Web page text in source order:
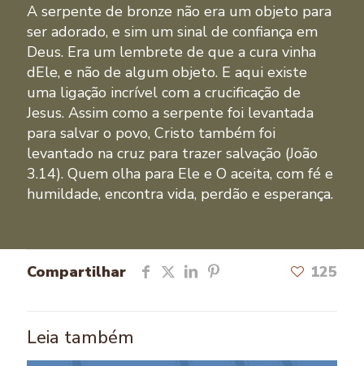
A serpente de bronze não era um objeto para
ser adorado, e sim um sinal de confiança em
Deus. Era um lembrete de que a cura vinha
dEle, e não de algum objeto. E aqui existe
uma ligação incrível com a crucificação de
Jesus. Assim como a serpente foi levantada
para salvar o povo, Cristo também foi
levantado na cruz para trazer salvação (João
3.14). Quem olha para Ele e O aceita, com fé e
humildade, encontra vida, perdão e esperança.
Compartilhar 125
Leia também